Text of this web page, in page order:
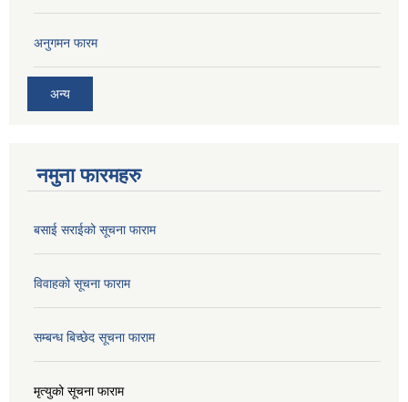
अनुगमन फारम
अन्य
नमुना फारमहरु
बसाई सराईको सूचना फाराम
विवाहको सूचना फाराम
सम्बन्ध बिच्छेद सूचना फाराम
मृत्युको सूचना फाराम